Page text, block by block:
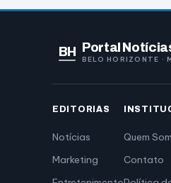
BH Portal
BELO HORIZONTE ·
EDITORIAS
Notícias
Marketing
Quem
Contato